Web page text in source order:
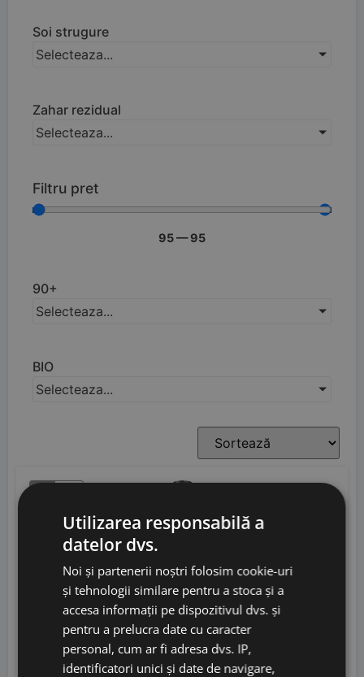
Soi strugure
Selecteaza...
Zahar rezidual
Selecteaza...
Filtru pret
95—95
90+
Selecteaza...
BIO
Selecteaza...
Utilizarea responsabilă a
datelor dvs.
Noi și partenerii noștri folosim cookie-uri
și tehnologii similare pentru a stoca și a
accesa informații pe dispozitivul dvs. și
pentru a prelucra date cu caracter
personal, cum ar fi adresa dvs. IP,
identificatori unici și date de navigare,